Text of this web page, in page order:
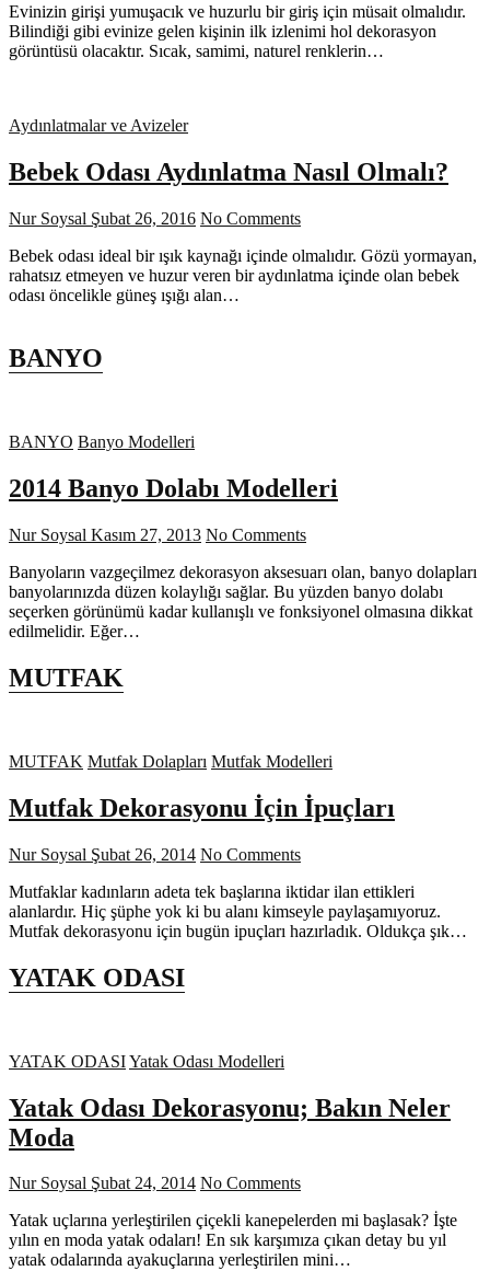
Evinizin girişi yumuşacık ve huzurlu bir giriş için müsait olmalıdır.
Bilindiği gibi evinize gelen kişinin ilk izlenimi hol dekorasyon
görüntüsü olacaktır. Sıcak, samimi, naturel renklerin…
Aydınlatmalar ve Avizeler
Bebek Odası Aydınlatma Nasıl Olmalı?
Nur Soysal Şubat 26, 2016 No Comments
Bebek odası ideal bir ışık kaynağı içinde olmalıdır. Gözü yormayan,
rahatsız etmeyen ve huzur veren bir aydınlatma içinde olan bebek
odası öncelikle güneş ışığı alan…
BANYO
BANYO Banyo Modelleri
2014 Banyo Dolabı Modelleri
Nur Soysal Kasım 27, 2013 No Comments
Banyoların vazgeçilmez dekorasyon aksesuarı olan, banyo dolapları
banyolarınızda düzen kolaylığı sağlar. Bu yüzden banyo dolabı
seçerken görünümü kadar kullanışlı ve fonksiyonel olmasına dikkat
edilmelidir. Eğer…
MUTFAK
MUTFAK Mutfak Dolapları Mutfak Modelleri
Mutfak Dekorasyonu İçin İpuçları
Nur Soysal Şubat 26, 2014 No Comments
Mutfaklar kadınların adeta tek başlarına iktidar ilan ettikleri
alanlardır. Hiç şüphe yok ki bu alanı kimseyle paylaşamıyoruz.
Mutfak dekorasyonu için bugün ipuçları hazırladık. Oldukça şık…
YATAK ODASI
YATAK ODASIYatak Odası Modelleri
Yatak Odası Dekorasyonu; Bakın Neler
Moda
Nur Soysal Şubat 24, 2014 No Comments
Yatak uçlarına yerleştirilen çiçekli kanepelerden mi başlasak? İşte
yılın en moda yatak odaları! En sık karşımıza çıkan detay bu yıl
yatak odalarında ayakuçlarına yerleştirilen mini…